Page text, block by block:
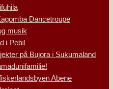
Dancetroupe
musik
i Pebi!
på Bujora i Sukumaland
Abene